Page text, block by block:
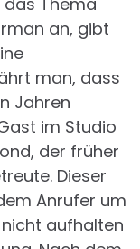
an, gibt
man, dass
Jahren
im Studio
der früher
Dieser
Anrufer um
aufhalten